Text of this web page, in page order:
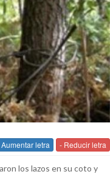
letra - Reducir letra
los lazos en su coto y